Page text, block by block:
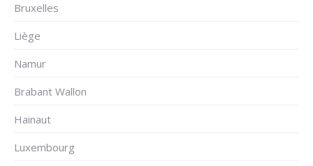
Bruxelles
Liège
Namur
Brabant Wallon
Hainaut
Luxembourg